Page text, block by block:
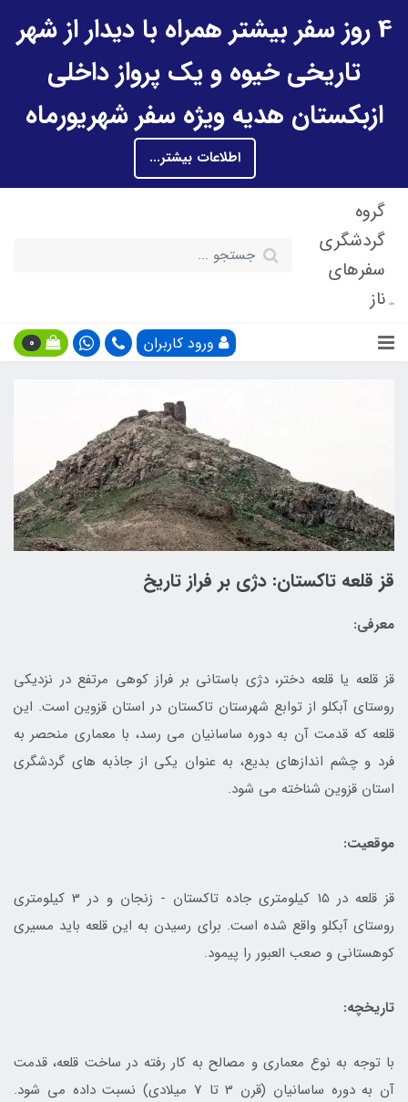
4 روز سفر بیشتر همراه با دیدار از شهر
تاریخی خیوه و یک پرواز داخلی
ازبکستان هدیه ویژه سفر شهریورماه
اطلاعات بیشتر...
گروه
گردشگری
سفرهای
ناز
ورود کاربران 0
قز قلعه تاکستان: دژی بر فراز تاریخ
معرفی:
قز قلعه یا قلعه دختر، دژی باستانی بر فراز کوهی مرتفع در نزدیکی
روستای آبکلو از توابع شهرستان تاکستان در استان قزوین است. این
قلعه که قدمت آن به دوره ساسانیان می رسد، با معماری منحصر به
فرد و چشم اندازهای بدیع، به عنوان یکی از جاذبه های گردشگری
استان قزوین شناخته می شود.
موقعیت:
قز قلعه در 15 کیلومتری جاده تاکستان - زنجان و در 3 کیلومتری
روستای آبکلو واقع شده است. برای رسیدن به این قلعه باید مسیری
کوهستانی و صعب العبور را پیمود.
تاریخچه:
با توجه به نوع معماری و مصالح به کار رفته در ساخت قلعه، قدمت
آن به دوره ساسانیان (قرن 3 تا 7 میلادی) نسبت داده می شود.